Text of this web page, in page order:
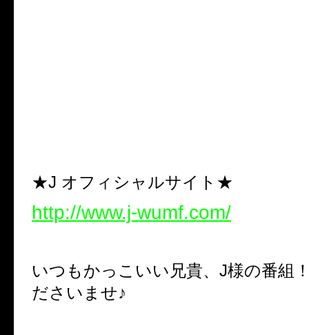
★J オフィシャルサイト★
http://www.j-wumf.com/
いつもかっこいい兄貴、J様の番組
ださいませ♪